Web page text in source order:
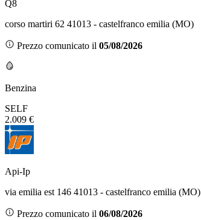
Q8
corso martiri 62 41013 - castelfranco emilia (MO)
Prezzo comunicato il 05/08/2026
Benzina
SELF
2.009 €
Api-Ip
via emilia est 146 41013 - castelfranco emilia (MO)
Prezzo comunicato il 06/08/2026